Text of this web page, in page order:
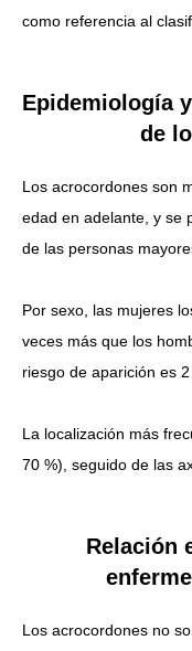
como referencia al
Epidemiología
de
Los acrocordones son
edad en adelante, y se
de las personas
Por sexo, las mujeres
veces más que los
riesgo de aparición es
La localización más
70 %), seguido de las
Relación
Los acrocordones no